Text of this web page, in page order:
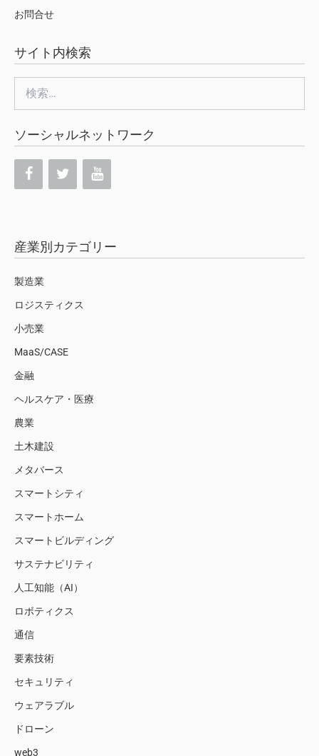
お問合せ
サイト内検索
索:
ソーシャルネットワーク
産業別カテゴリー
製造業
ロジスティクス
小売業
MaaS/CASE
金融
ヘルスケア・医療
農業
土木建設
メタバース
スマートシティ
スマートホーム
スマートビルディング
サステナビリティ
人工知能（AI）
ロボティクス
通信
要素技術
セキュリティ
ウェアラブル
ドローン
web3